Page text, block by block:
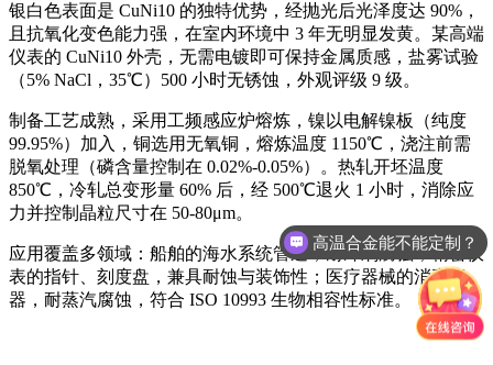
银白色表面是 CuNi10 的独特优势，经抛光后光泽度达 90%，
且抗氧化变色能力强，在室内环境中 3 年无明显发黄。某高端
仪表的 CuNi10 外壳，无需电镀即可保持金属质感，盐雾试验
（5% NaCl，35℃）500 小时无锈蚀，外观评级 9 级。
制备工艺成熟，采用工频感应炉熔炼，镍以电解镍板（纯度
99.95%）加入，铜选用无氧铜，熔炼温度 1150℃，浇注前需
脱氧处理（磷含量控制在 0.02%-0.05%）。热轧开坯温度
850℃，冷轧总变形量 60% 后，经 500℃退火 1 小时，消除应
力并控制晶粒尺寸在 50-80μm。
应用覆盖多领域：船舶的海水系统管道，耐冲刷腐蚀；精密仪
表的指针、刻度盘，兼具耐蚀与装饰性；医疗器械的消毒容
器，耐蒸汽腐蚀，符合 ISO 10993 生物相容性标准。
高温合金能不能定制？